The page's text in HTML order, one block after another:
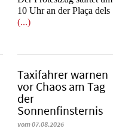
10 Uhr an der Plaça dels
(...)
Taxifahrer warnen
vor Chaos am Tag
der
Sonnenfinsternis
vom 07.08.2026